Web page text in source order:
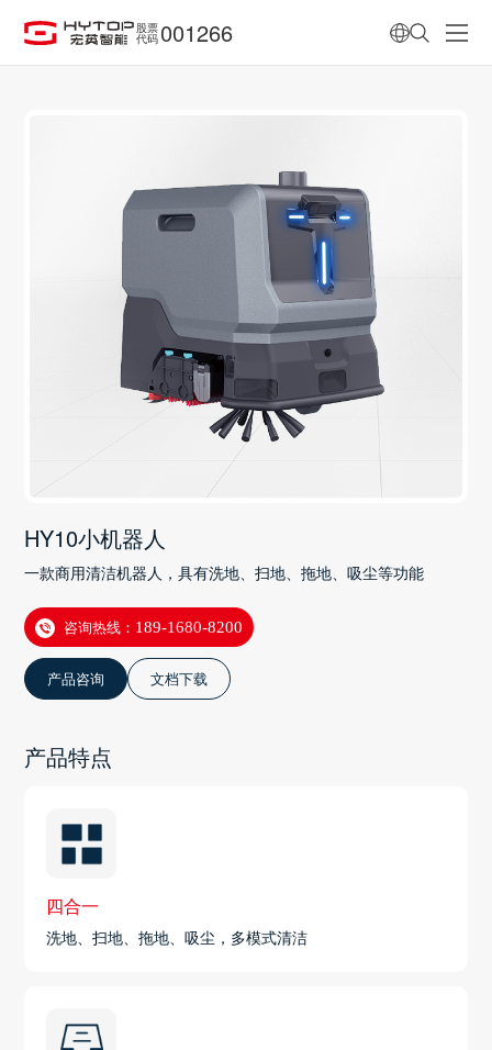
股票
代码 001266
HY10小机器人
一款商用清洁机器人，具有洗地、扫地、拖地、吸尘等功能
咨询热线： 189-1680-8200
产品咨询 文档下载
产品特点
四合一
洗地、扫地、拖地、吸尘，多模式清洁